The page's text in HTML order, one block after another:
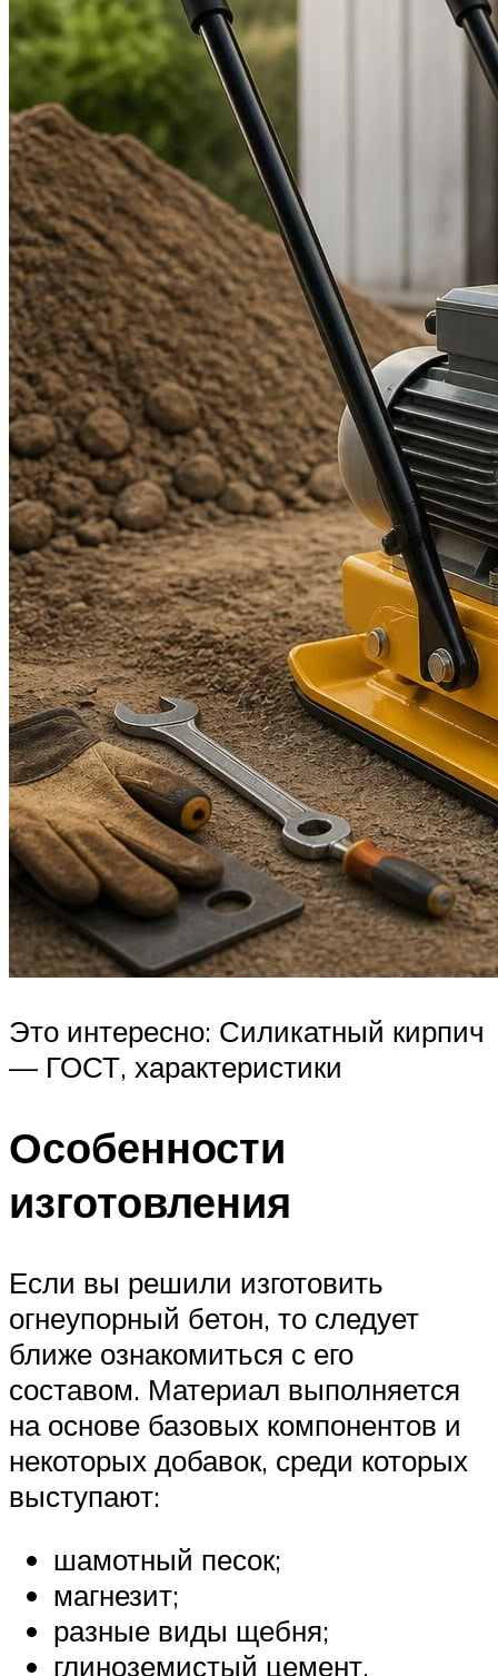
Это интересно: Силикатный кирпич
— ГОСТ, характеристики
Особенности
изготовления
Если вы решили изготовить
огнеупорный бетон, то следует
ближе ознакомиться с его
составом. Материал выполняется
на основе базовых компонентов и
некоторых добавок, среди которых
выступают:
шамотный песок;
магнезит;
разные виды щебня;
глиноземистый цемент.